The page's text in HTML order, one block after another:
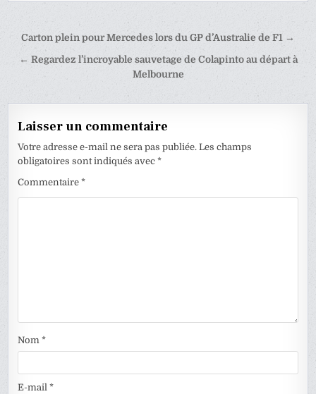
Navigation
de
Carton plein pour Mercedes lors du GP d’Australie de F1 →
← Regardez l’incroyable sauvetage de Colapinto au départ à
Melbourne
Laisser un commentaire
Votre adresse e-mail ne sera pas publiée. Les champs
obligatoires sont indiqués avec*
Commentaire*
Nom*
E-mail*